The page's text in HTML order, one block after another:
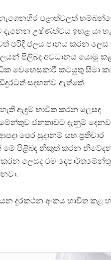
පළාත්වලත්
උෂ්ණත්වය ඉහළ යා
පරිදි ජලය පානය කරන
පිලිබඳ අවධානය යොමු
වෙහෙසකාරී කටයුතු සිමා
සදහන්ව ඇත්තේ.
ඇඳුම් භාවිත කරන ලෙසද
ජනතාවට දැනුම්
පෙර සුදානම් සහ ප්‍රතිචාර
මේ පිළිබඳ නිකුත් කරන
ලෙසද එම
යන දුරකථන අංකය භාවිත කළ